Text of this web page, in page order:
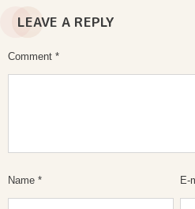
LEAVE A REPLY
Comment *
Name * E-